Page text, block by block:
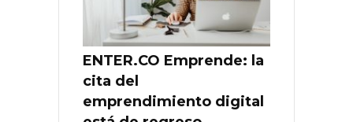
ENTER.CO Emprende: la
cita del
emprendimiento digital